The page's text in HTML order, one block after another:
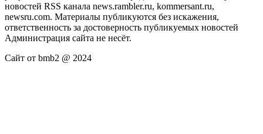
новостей RSS канала news.rambler.ru, kommersant.ru,
newsru.com. Материалы публикуются без искажения,
ответственность за достоверность публикуемых новостей
Администрация сайта не несёт.
Сайт от bmb2 @ 2024